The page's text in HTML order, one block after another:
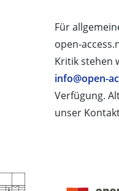
Für
open-
Kritik stehen
info@open-
Verfügung.
unser